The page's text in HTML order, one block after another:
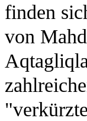
finden
von